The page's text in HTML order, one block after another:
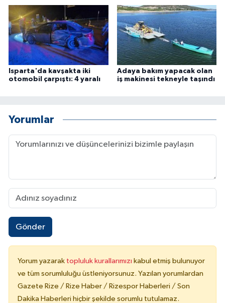
Isparta'da kavşakta iki
otomobil çarpıştı: 4 yaralı
Adaya bakım yapacak olan
iş makinesi tekneyle taşındı
Yorumlar
Gönder
Yorum yazarak topluluk kurallarımızı kabul etmiş bulunuyor
ve tüm sorumluluğu üstleniyorsunuz. Yazılan yorumlardan
Gazete Rize / Rize Haber / Rizespor Haberleri / Son
Dakika Haberleri hiçbir şekilde sorumlu tutulamaz.